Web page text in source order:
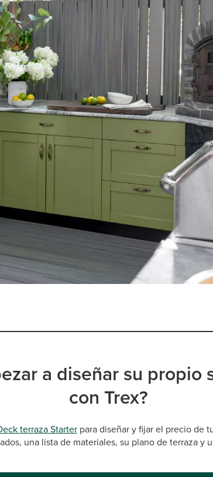
a diseñar su propio
con Trex?
terraza Starterpara diseñar y fijar el precio de
una lista de materiales, su plano de terraza y